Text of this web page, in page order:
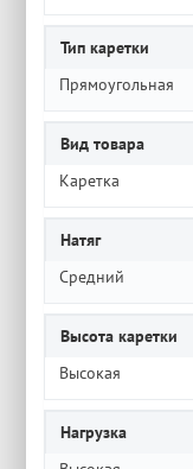
Тип каретки
Прямоугольная
Вид товара
Каретка
Натяг
Средний
Высота каретки
Высокая
Нагрузка